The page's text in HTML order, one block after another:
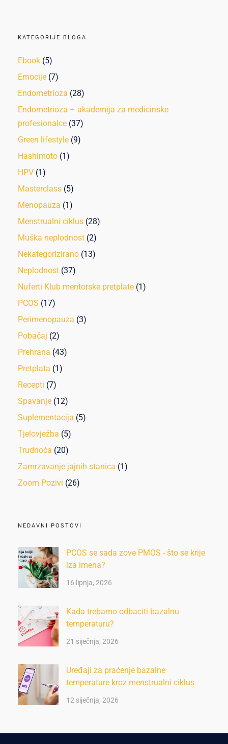
KATEGORIJE BLOGA
Ebook (5)
Emocije (7)
Endometrioza (28)
Endometrioza – akademija za medicinske
profesionalce (37)
Green lifestyle (9)
Hashimoto (1)
HPV (1)
Masterclass (5)
Menopauza (1)
Menstrualni ciklus (28)
Muška neplodnost (2)
Nekategorizirano (13)
Neplodnost (37)
Nuferti Klub mentorske pretplate (1)
PCOS (17)
Perimenopauza (3)
Pobačaj (2)
Prehrana (43)
Pretplata (1)
Recepti (7)
Spavanje (12)
Suplementacija (5)
Tjelovježba (5)
Trudnoća (20)
Zamrzavanje jajnih stanica (1)
Zoom Pozivi (26)
NEDAVNI POSTOVI
PCOS se sada zove PMOS - što se krije
iza imena?
16 lipnja, 2026
Kada trebamo odbaciti bazalnu
temperaturu?
21 siječnja, 2026
Uređaji za praćenje bazalne
temperature kroz menstrualni ciklus
12 siječnja, 2026